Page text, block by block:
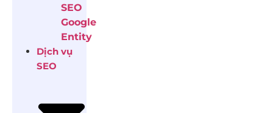
SEO
Google
Entity
Dịch vụ
SEO